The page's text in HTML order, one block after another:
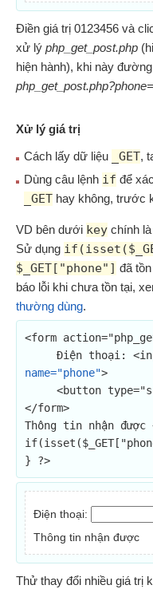
Điền giá trị 0123456 và
xử lý php_get_post.php
hiện hành), khi này
Xử lý giá trị
Cách lấy dữ liệu
_GET,
Dùng câu lệnh if để
_GET hay không, trước
VD bên dưới key chính
Sử dụng
$_GET["phone"] đã
báo lỗi khi chưa tồn tại,
thường dùng.
<form
name="phone">
</form>
Thông tin nhận được
} ?>
Điện thoại:
Thông tin nhận được
Thử thay đổi nhiều giá trị